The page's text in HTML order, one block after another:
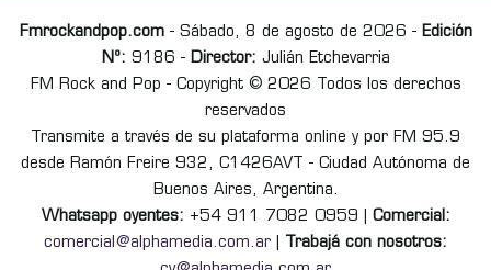
Fmrockandpop.com- Sábado, 8 de agosto de 2026 - Edición
Nº: 9186 - Director: Julián Etchevarria
FM Rock and Pop - Copyright © 2026 Todos los derechos
reservados
Transmite a través de su plataforma online y por FM 95.9
desde Ramón Freire 932, C1426AVT - Ciudad Autónoma de
Buenos Aires, Argentina.
Whatsapp oyentes: +54 911 7082 0959 | Comercial:
comercial@alphamedia.com.ar
Trabajá con nosotros: